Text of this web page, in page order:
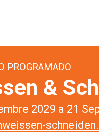
PROGRAMADO
&
2029 a 21